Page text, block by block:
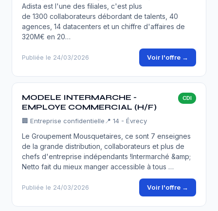
Adista est l'une des filiales, c'est plus
de 1300 collaborateurs débordant de talents, 40
agences, 14 datacenters et un chiffre d'affaires de
320M€ en 20…
Publiée le 24/03/2026 Voir l'offre →
MODELE INTERMARCHE -
EMPLOYE COMMERCIAL (H/F)
CDI
🏢 Entreprise confidentielle 📍 14 - Évrecy
Le Groupement Mousquetaires, ce sont 7 enseignes
de la grande distribution, collaborateurs et plus de
chefs d'entreprise indépendants !Intermarché &amp;
Netto fait du mieux manger accessible à tous …
Publiée le 24/03/2026 Voir l'offre →